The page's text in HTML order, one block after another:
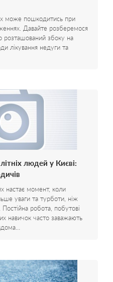
може пошкодитись при
Давайте розберемося
розташований збоку на
лікування недуги та
людей у Києві:
настає момент, коли
уваги та турботи, ніж
робота, побутові
навичок часто заважають